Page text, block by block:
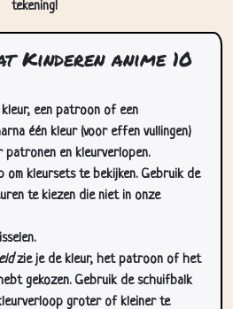
Kinderen anime 10
een patroon of een
één kleur (voor effen vullingen)
en kleurverlopen.
om kleursets te bekijken. Gebruik de
te kiezen die niet in onze
gekozen. Gebruik de schuifbalk
groter of kleiner te
in de tekening en dat gebied wordt